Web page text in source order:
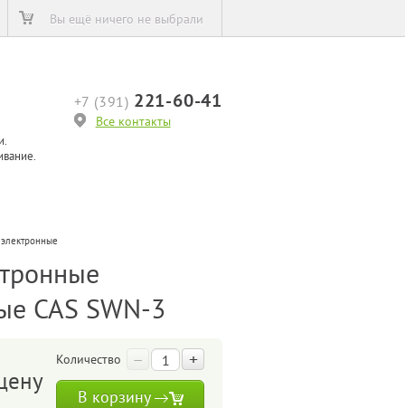
Вы ещё ничего не выбрали
+7 (391) 221-60-41
Все контакты
CAS SWN-3
Количество +
–
В корзину